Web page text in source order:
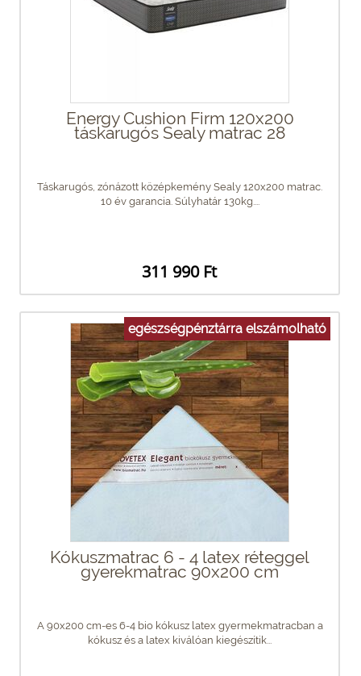
Energy Cushion Firm 120x200
táskarugós Sealy matrac 28
Táskarugós, zónázott középkemény Sealy 120x200 matrac.
10 év garancia. Súlyhatár 130kg....
311 990 Ft
egészségpénztárra elszámolható
Kókuszmatrac 6 - 4 latex réteggel
gyerekmatrac 90x200 cm
A 90x200 cm-es 6-4 bio kókusz latex gyermekmatracban a
kókusz és a latex kiválóan kiegészítik...